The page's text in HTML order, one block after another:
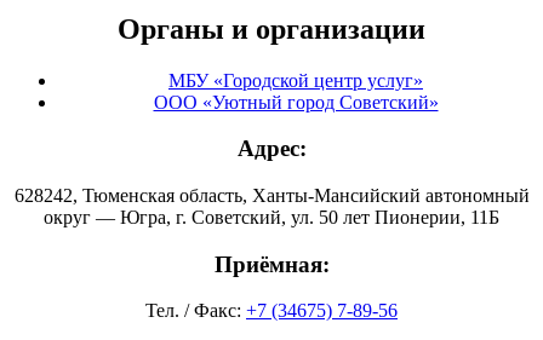
Органы и организации
МБУ «Городской центр услуг»
ООО «Уютный город Советский»
Адрес:
628242, Тюменская область, Ханты-Мансийский автономный
округ — Югра, г. Советский, ул. 50 лет Пионерии, 11Б
Приёмная:
Тел. / Факс: +7 (34675) 7-89-56